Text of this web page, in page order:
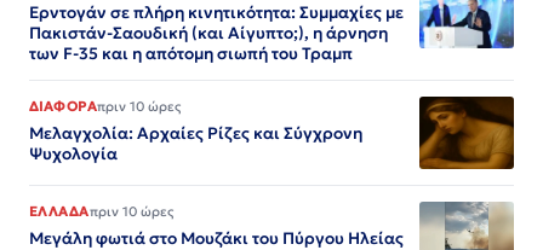
Ερντογάν σε πλήρη κινητικότητα: Συμμαχίες με
Πακιστάν-Σαουδική (και Αίγυπτο;), η άρνηση
των F-35 και η απότομη σιωπή του Τραμπ
ΔΙΑΦΟΡΑπριν 10 ώρες
Μελαγχολία: Αρχαίες Ρίζες και Σύγχρονη
Ψυχολογία
ΕΛΛΑΔΑπριν 10 ώρες
Μεγάλη φωτιά στο Μουζάκι του Πύργου Ηλείας